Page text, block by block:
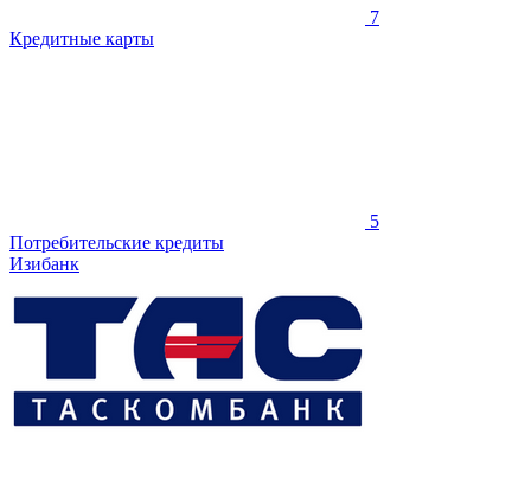
7
Кредитные карты
5
Потребительские кредиты
Изибанк